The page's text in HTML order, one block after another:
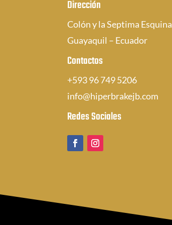
Dirección
Colón y la Septima Esquina
Guayaquil – Ecuador
Contactos
+593 96 749 5206
info@hiperbrakejb.com
Redes Sociales